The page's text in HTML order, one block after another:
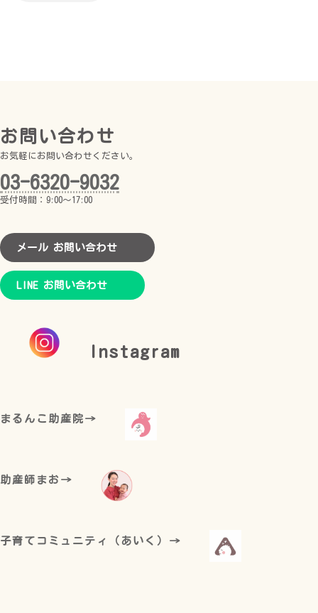
お問い合わせ
お気軽にお問い合わせください。
03-6320-9032
受付時間：9:00～17:00
メール お問い合わせ
LINE お問い合わせ
Instagram
まるんこ助産院→
助産師まお→
子育てコミュニティ（あいく）→